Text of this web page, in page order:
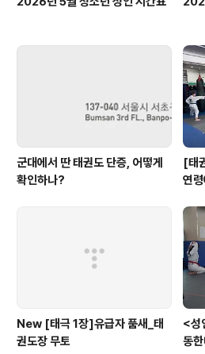
군대에서 딴 태권도 단증, 어떻게
확인하나?
[태
연
New [태극 1장]유급자 품새_태
권도장 무토
<성
동